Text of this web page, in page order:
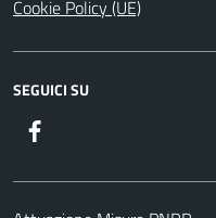
Cookie Policy (UE)
SEGUICI SU